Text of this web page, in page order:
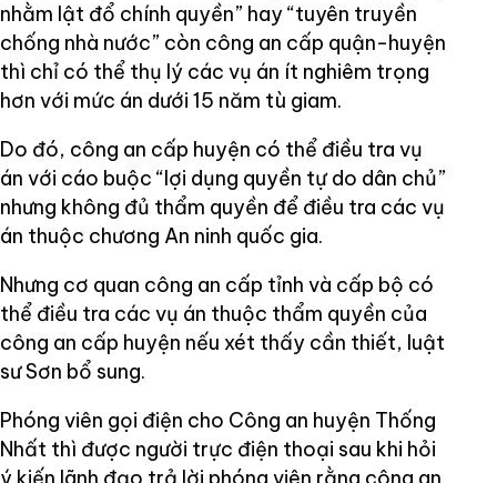
nhằm lật đổ chính quyền” hay “tuyên truyền
chống nhà nước” còn công an cấp quận-huyện
thì chỉ có thể thụ lý các vụ án ít nghiêm trọng
hơn với mức án dưới 15 năm tù giam.
Do đó, công an cấp huyện có thể điều tra vụ
án với cáo buộc “lợi dụng quyền tự do dân chủ”
nhưng không đủ thẩm quyền để điều tra các vụ
án thuộc chương An ninh quốc gia.
Nhưng cơ quan công an cấp tỉnh và cấp bộ có
thể điều tra các vụ án thuộc thẩm quyền của
công an cấp huyện nếu xét thấy cần thiết, luật
sư Sơn bổ sung.
Phóng viên gọi điện cho Công an huyện Thống
Nhất thì được người trực điện thoại sau khi hỏi